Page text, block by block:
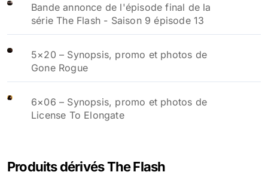
Bande annonce de l'épisode final de la
série The Flash - Saison 9 épisode 13
5×20 – Synopsis, promo et photos de
Gone Rogue
6×06 – Synopsis, promo et photos de
License To Elongate
Produits dérivés The Flash